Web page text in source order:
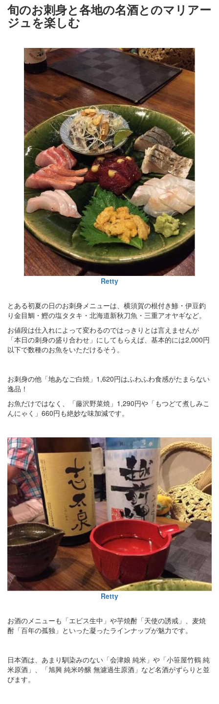
旬のお刺身と各地の名酒とのマリアー
ジュを楽しむ
Retty
とある初夏の日のお刺身メニューは、横須賀の根付き鯵・伊豆釣
り金目鯛・鰹の塩タタキ・北海道新秋刀魚・三重アオヤギなど。
お値段は仕入れによって変わるのではっきりとは言えませんが
「本日の刺身の盛り合わせ」にしてもらえば、基本的には2,000円
以下で数種のお魚をいただけるそう。
お刺身の他「地あなご白焼」1,620円はふわふわ食感がたまらない
逸品！
お魚だけではなく、「藤沢野菜焼」1,290円や「もつどて煮しみこ
んにゃく」660円も絶妙な味加減です。
Retty
お酒のメニューも「エビス生中」や芋焼酎「天使の誘戒」、麦焼
酎「百年の孤独」といった凝ったラインナップが魅力です。
日本酒は、あまり馴染みのない「会津娘 純米」や「小笹屋竹鶴 純
米原酒」、「旭興 純米吟醸 無濾過生原酒」など名酒がずらりと並
びます。